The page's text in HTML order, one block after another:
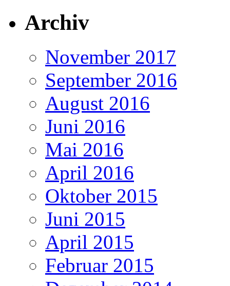
Archiv
November 2017
September 2016
August 2016
Juni 2016
Mai 2016
April 2016
Oktober 2015
Juni 2015
April 2015
Februar 2015